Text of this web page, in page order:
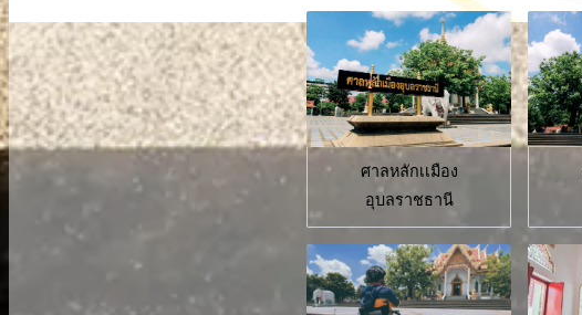
ศาลหลักเเมือง
อุบลราชธานี